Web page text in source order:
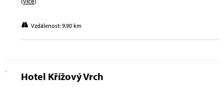
Vzdálenost: 9.90 km
Hotel Křížový Vrch